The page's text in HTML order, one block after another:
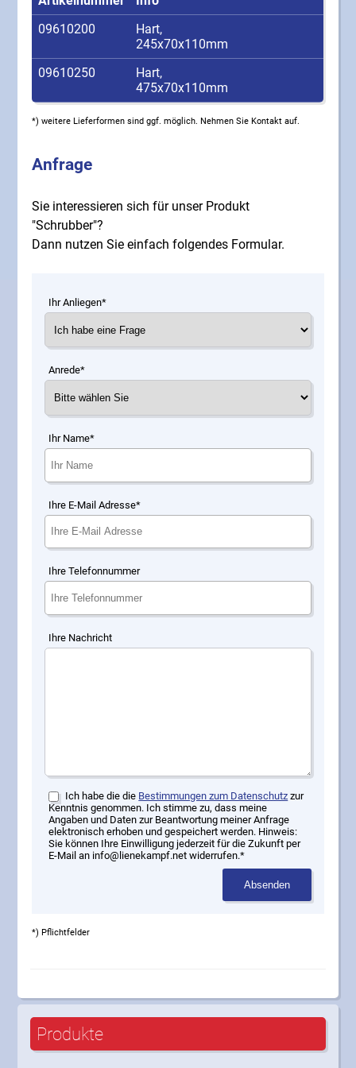
09610200
Hart,
245x70x110mm
09610250
Hart,
475x70x110mm
*) weitere Lieferformen sind ggf. möglich. Nehmen Sie Kontakt auf.
Anfrage
Sie interessieren sich für unser Produkt
"Schrubber"?
Dann nutzen Sie einfach folgendes Formular.
Ihr Anliegen*
Anrede*
Ihr Name*
Ihre E-Mail Adresse*
Ihre Telefonnummer
Ihre Nachricht
Ich habe die die Bestimmungen zum Datenschutz zur
Kenntnis genommen. Ich stimme zu, dass meine
Angaben und Daten zur Beantwortung meiner Anfrage
elektronisch erhoben und gespeichert werden. Hinweis:
Sie können Ihre Einwilligung jederzeit für die Zukunft per
E-Mail an info@lienekampf.net widerrufen.*
Absenden
*) Pflichtfelder
Produkte